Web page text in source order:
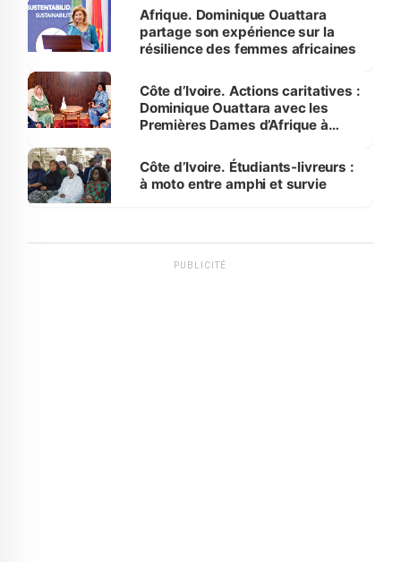
Afrique. Dominique Ouattara
partage son expérience sur la
résilience des femmes africaines
Côte d’Ivoire. Actions caritatives :
Dominique Ouattara avec les
Premières Dames d’Afrique à
Côte d’Ivoire. Étudiants-livreurs :
à moto entre amphi et survie
PUBLICITÉ